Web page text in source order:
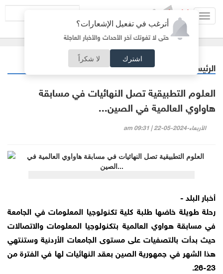
أترغب في تفعيل الإشعارات؟
حتى لا تفوتك آخر الأحداث والأخبار العاجلة
اشترك لا شكراً
الرئيسية
العلوم التطبيقية تصل النهائيات في مسابقة
هاواوي العالمية في الصين...
الأربعاء-2024-05-22 | 09:31 am
أخبار البلد -
رحلة طويلة خاضها طلبة كلية تكنولوجيا المعلومات في الجامعة
في مسابقة هواوي العالمية بتكنولوجيا المعلومات والاتصالات
حيث بدأت بالتصفيات على مستوى الجامعات الأردنية وستنتهي
هذا الشهر في جمهورية الصين بعقد النهائيات لها في الفترة من
23-26.